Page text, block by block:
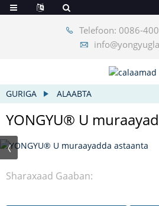
Telefoon: 0086-
GURIGA ALAABTA
YONGYU® U
Sharaxaad Gaaban: